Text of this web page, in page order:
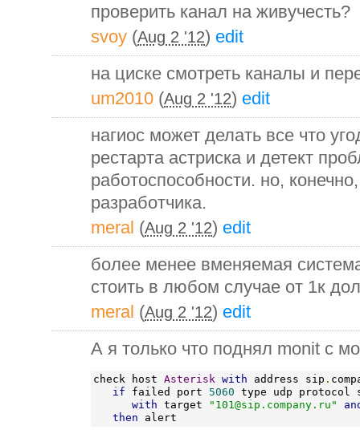
проверить канал на живучесть?
svoy (Aug 2 '12) edit
на циске смотреть каналы и
um2010 (Aug 2 '12) edit
нагиос может делать все что
рестарта астриска и детект
работоспособности. но,
разработчика.
meral (Aug 2 '12) edit
более менее вменяемая
стоить в любом случае от 1к
meral (Aug 2 '12) edit
А я только что поднял monit с
check host Asterisk with address sip .
if failed port 5060 type udp
with target "101@sip.company.ru"
then alert